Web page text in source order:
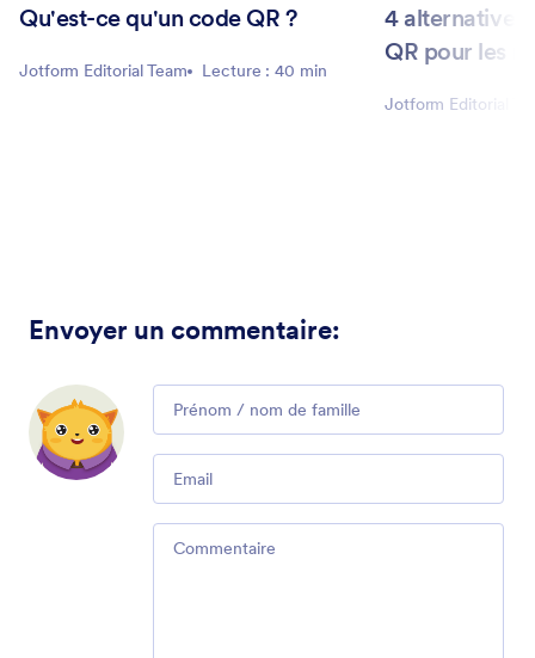
Qu'est-ce qu'un code QR ?
Jotform Editorial Team Lecture : 40 min
4 alternatives
QR pour les
Jotform Editorial
Envoyer un commentaire: